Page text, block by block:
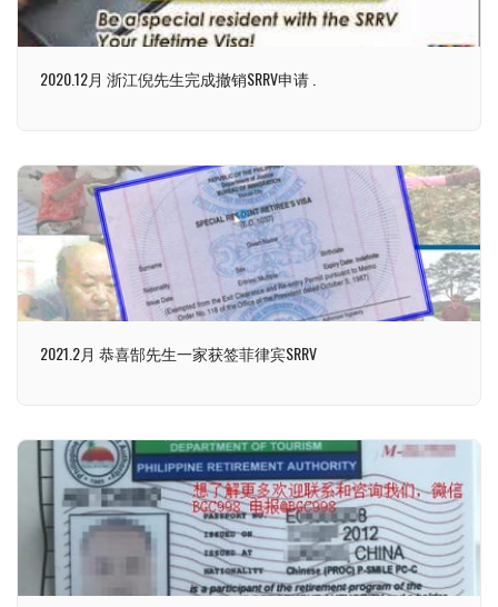
2020.12月 浙江倪先生完成撤销SRRV申请 .
2021.2月 恭喜郜先生一家获签菲律宾SRRV